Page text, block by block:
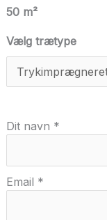
50 m²
Vælg trætype
Dit navn *
Email *